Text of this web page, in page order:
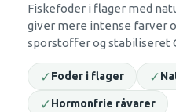
Fiskefoder i flager med
giver mere intense farver
sporstoffer og stabiliseret
✓Foder i flager ✓
✓Hormonfrie råvarer